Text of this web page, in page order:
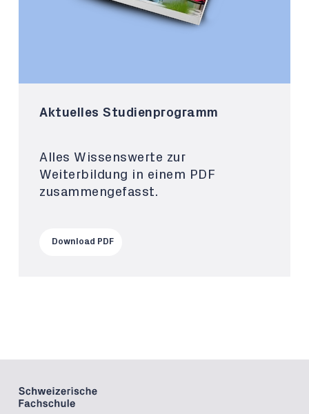
Aktuelles Studienprogramm
Alles Wissenswerte zur
Weiterbildung in einem PDF
zusammengefasst.
Download PDF